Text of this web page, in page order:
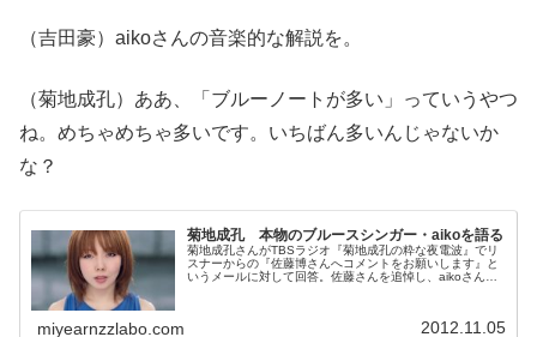
（吉田豪）aikoさんの音楽的な解説を。
（菊地成孔）ああ、「ブルーノートが多い」っていうやつ
ね。めちゃめちゃ多いです。いちばん多いんじゃないか
な？
菊地成孔 本物のブルースシンガー・aikoを語る
菊地成孔さんがTBSラジオ『菊地成孔の粋な夜電波』でリ
スナーからの『佐藤博さんへコメントをお願いします』と
いうメールに対して回答。佐藤さんを追悼し、aikoさんの
miyearnzzlabo.com 2012.11.05